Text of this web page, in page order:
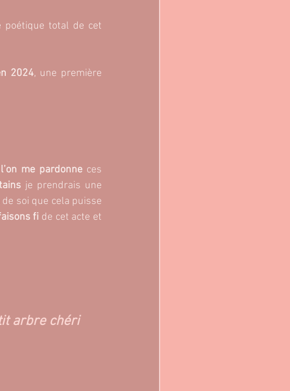
poétique total de cet
2024, une première
me pardonne ces
je prendrais une
soi que cela puisse
fi de cet acte et
arbre chéri